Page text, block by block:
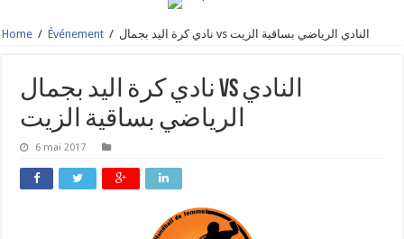
Home / Événement / نادي كرة اليد بجمال vs النادي الرياضي بساقية الزيت
نادي كرة اليد بجمال vs النادي
الرياضي بساقية الزيت
6 mai 2017